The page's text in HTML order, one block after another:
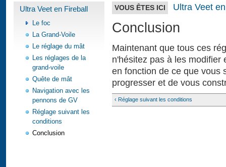
Ultra Veet en Fireball
Le foc
La Grand-Voile
Le réglage du mât
Les réglages de la
grand-voile
Quête de mât
Navigation avec les
pennons de GV
Réglage suivant les
conditions
Conclusion
VOUS ÊTES ICI Ultra Veet
Conclusion
Maintenant que tous ces
n'hésitez pas à les modifier
en fonction de ce que vous
progresser et de vous
‹ Réglage suivant les conditions